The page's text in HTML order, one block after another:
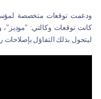
ودعمت توقعات متخصصة
كانت توقعات وكالتي: "موديز"،
ليتحول بذلك التفاؤل بإصلاحات رؤية 2030 إلى نجاح